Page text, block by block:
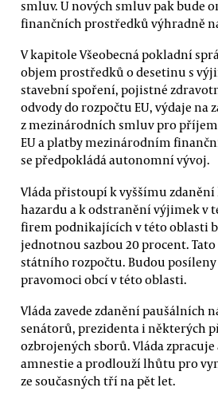
smluv. U nových smluv pak bude
finančních prostředků výhradně
V kapitole Všeobecná pokladní
objem prostředků o desetinu s
stavební spoření, pojistné
odvody do rozpočtu EU, výdaje na
z mezinárodních smluv pro
EU a platby mezinárodním
se předpokládá autonomní vývoj.
Vláda přistoupí k vyššímu
hazardu a k odstranění výjimek v
firem podnikajících v této oblasti
jednotnou sazbou 20 procent.
státního rozpočtu. Budou
pravomoci obcí v této oblasti.
Vláda zavede zdanění paušálních
senátorů, prezidenta i některých
ozbrojených sborů. Vláda zpracuje
amnestie a prodlouží lhůtu pro
ze současných tří na pět let.